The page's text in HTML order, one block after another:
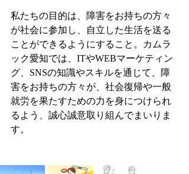
私たちの目的は、障害をお持ちの方々
が社会に参加し、自立した生活を送る
ことができるようにすること。カムラ
ック愛知では、ITやWEBマーケティン
グ、SNSの知識やスキルを通じて、障
害をお持ちの方々が、社会復帰や一般
就労を果たすための力を身につけられ
るよう、誠心誠意取り組んでまいりま
す。